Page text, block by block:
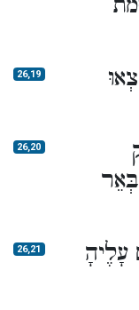
26,19
26,20
26,21
עָלֶיהָ